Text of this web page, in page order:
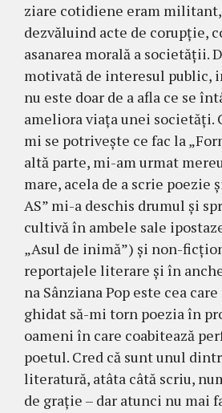
ziare cotidiene eram militant,
dezvăluind acte de corupţie,
asanarea morală a socie­tăţii.
motivată de interesul public,
nu este doar de a afla ce se
ameliora viaţa unei societăţi.
mi se potriveşte ce fac la
altă parte, mi-am urmat
mare, acela de a scrie poezie
AS” mi-a deschis drumul şi
cultivă în ambele sale
„Asul de inimă”) şi non-
reportajele literare şi în
na Sânziana Pop este cea
ghidat să-mi torn poezia în
oameni în care coabitează
poetul. Cred că sunt unul
literatură, atâta câtă scriu,
de graţie – dar atunci nu mai